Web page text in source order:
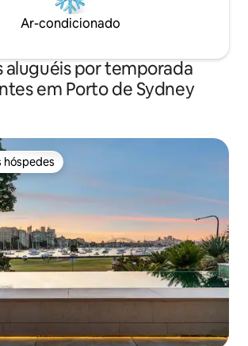
Ar-condicionado
aluguéis por temporada
em Porto de Sydney
preferidos dos hóspedes
hóspedes